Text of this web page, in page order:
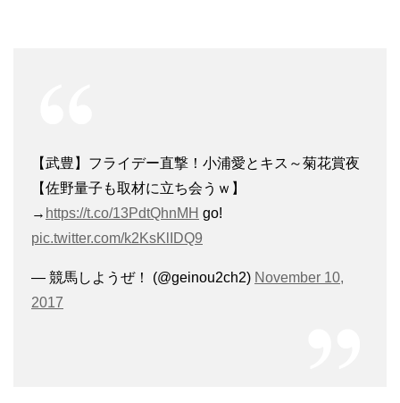
【武豊】フライデー直撃！小浦愛とキス～菊花賞夜
【佐野量子も取材に立ち会うｗ】
→ https://t.co/13PdtQhnMH go!
pic.twitter.com/k2KsKlIDQ9
— 競馬しようぜ！ (@geinou2ch2) November 10,
2017